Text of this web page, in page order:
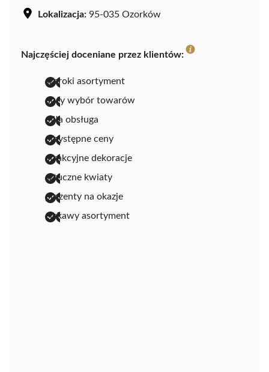
Lokalizacja: 95-035 Ozorków
Najczęściej doceniane przez klientów:
szeroki asortyment
duży wybór towarów
miła obsługa
przystępne ceny
atrakcyjne dekoracje
sztuczne kwiaty
prezenty na okazje
ciekawy asortyment